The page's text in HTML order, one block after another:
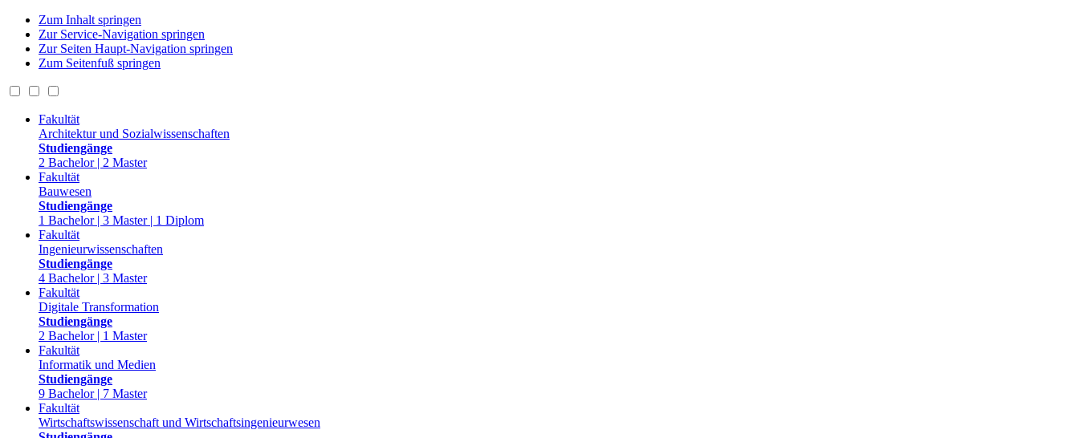
Zum Inhalt springen
Zur Service-Navigation springen
Zur Seiten Haupt-Navigation springen
Zum Seitenfuß springen
Fakultät
Architektur und Sozialwissenschaften
Studiengänge
2 Bachelor | 2 Master
Fakultät
Bauwesen
Studiengänge
1 Bachelor | 3 Master | 1 Diplom
Fakultät
Ingenieurwissenschaften
Studiengänge
4 Bachelor | 3 Master
Fakultät
Digitale Transformation
Studiengänge
2 Bachelor | 1 Master
Fakultät
Informatik und Medien
Studiengänge
9 Bachelor | 7 Master
Fakultät
Wirtschaftswissenschaft und Wirtschaftsingenieurwesen